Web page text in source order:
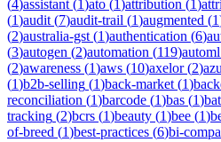
(4)assistant (1)ato (1)attribution (1)
(1)audit (7)audit-trail (1)augmented (1
(2)australia-gst (1)authentication (6)
(3)autogen (2)automation (119)automl
(2)awareness (1)aws (10)axelor(2)
(1)b2b-selling (1)back-market (1)
reconciliation (1)barcode (1)bas (1)
tracking (2)bcrs (1)beauty (1)bee (1)
of-breed (1)best-practices (6)bi-